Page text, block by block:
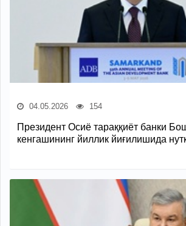
04.05.2026 154
Президент Осиё тараққиёт банки
кенгашининг йиллик йиғилишида